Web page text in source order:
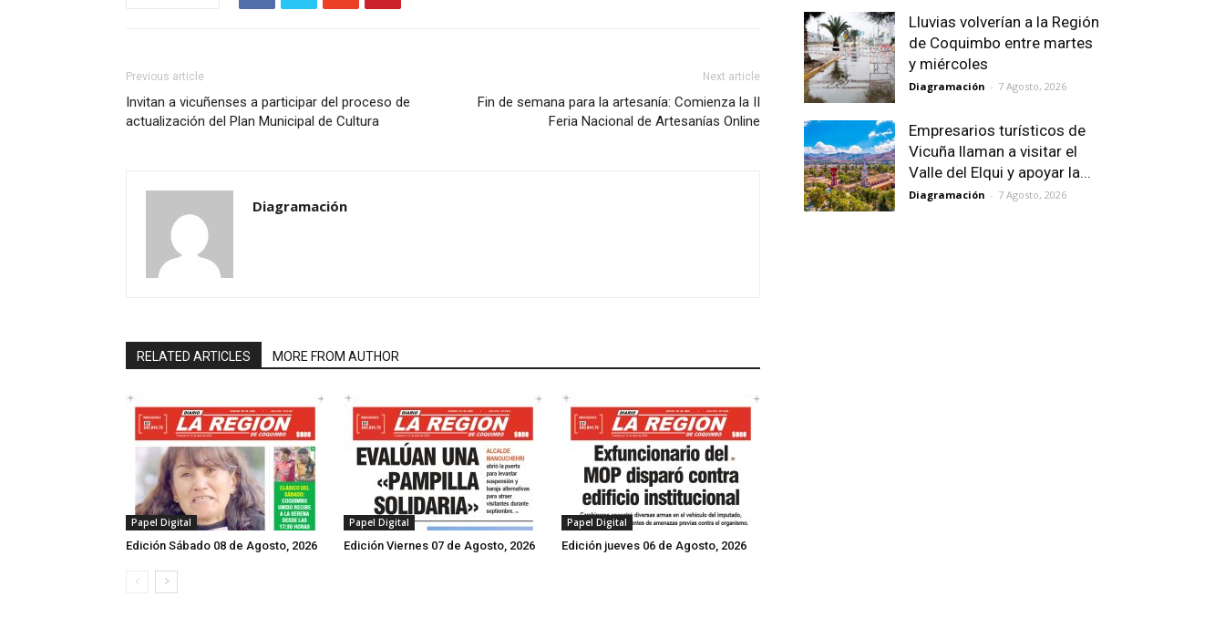
Previous article
Invitan a vicuñenses a participar del proceso de
actualización del Plan Municipal de Cultura
Next article
Fin de semana para la artesanía: Comienza la II
Feria Nacional de Artesanías Online
Diagramación
RELATED ARTICLES MORE FROM AUTHOR
Papel Digital
Edición Sábado 08 de Agosto, 2026
Papel Digital
Edición Viernes 07 de Agosto, 2026
Papel Digital
Edición jueves 06 de Agosto, 2026
Lluvias volverían a la Región
de Coquimbo entre martes
y miércoles
Diagramación - 7 Agosto, 2026
Empresarios turísticos de
Vicuña llaman a visitar el
Valle del Elqui y apoyar la...
Diagramación - 7 Agosto, 2026